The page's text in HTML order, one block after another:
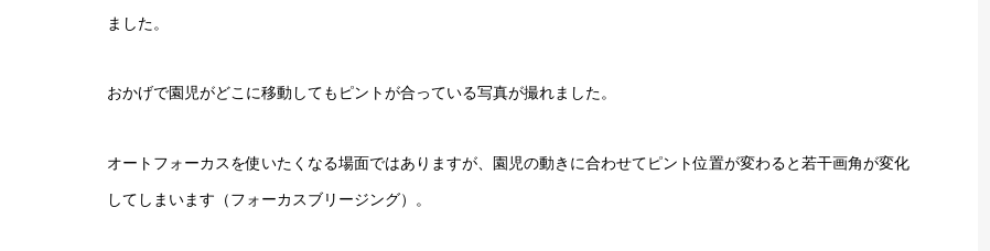
ました。
おかげで園児がどこに移動してもピントが合っている写真が撮れました。
オートフォーカスを使いたくなる場面ではありますが、園児の動きに合わせてピント位置が変わると若干画角が変化
してしまいます（フォーカスブリージング）。